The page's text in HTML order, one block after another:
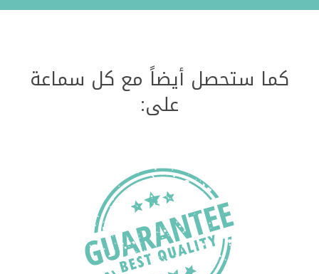
كما ستحصل أيضاً مع كل سماعة
على: